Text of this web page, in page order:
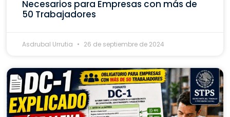
Necesarios para Empresas con más de
50 Trabajadores
Asdrubal Urrutia 26 de septiembre de 2024